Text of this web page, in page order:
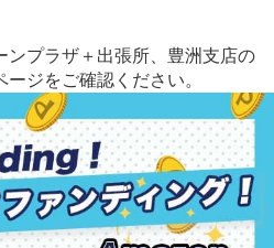
ンプラザ＋出張所、豊洲支店の
ジをご確認ください。